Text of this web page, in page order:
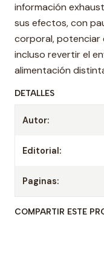
información
sus efectos, con
corporal, potenciar
incluso revertir el
alimentación
DETALLES
Autor:
Editorial:
Paginas:
COMPARTIR ESTE